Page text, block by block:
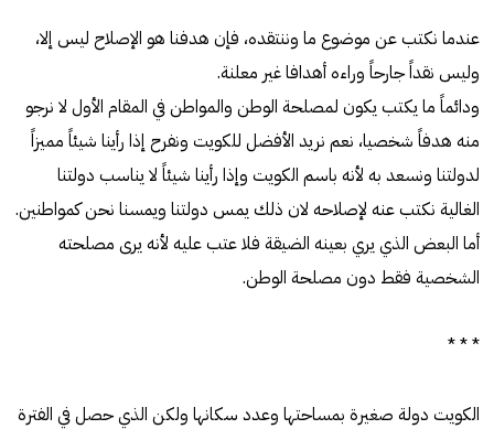
عندما نكتب عن موضوع ما وننتقده، فإن هدفنا هو الإصلاح ليس إلا،
وليس نقداً جارحاً وراءه أهدافا غير معلنة.
ودائماً ما يكتب يكون لمصلحة الوطن والمواطن في المقام الأول لا نرجو
منه هدفاً شخصيا، نعم نريد الأفضل للكويت ونفرح إذا رأينا شيئاً مميزاً
لدولتنا ونسعد به لأنه باسم الكويت وإذا رأينا شيئاً لا يناسب دولتنا
الغالية نكتب عنه لإصلاحه لان ذلك يمس دولتنا ويمسنا نحن كمواطنين.
أما البعض الذي يري بعينه الضيقة فلا عتب عليه لأنه يرى مصلحته
الشخصية فقط دون مصلحة الوطن.
* * *
الكويت دولة صغيرة بمساحتها وعدد سكانها ولكن الذي حصل في الفترة